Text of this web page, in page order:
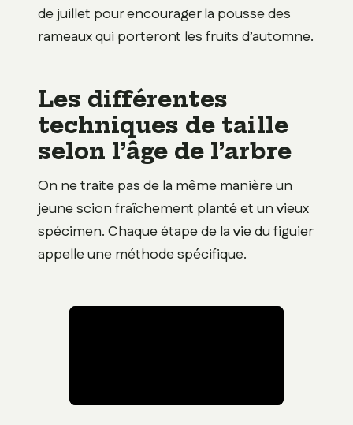
de juillet pour encourager la pousse des
rameaux qui porteront les fruits d’automne.
Les différentes
techniques de taille
selon l’âge de l’arbre
On ne traite pas de la même manière un
jeune scion fraîchement planté et un vieux
spécimen. Chaque étape de la vie du figuier
appelle une méthode spécifique.